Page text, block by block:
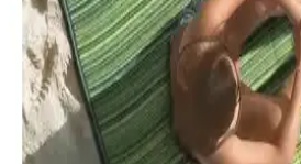
Plastik Piknik Hasırları
180x380 cm Modelleri
İki farklı boyutta plastik piknik hasırını
Uzun ömür, kullanım alanları ve
içerir.